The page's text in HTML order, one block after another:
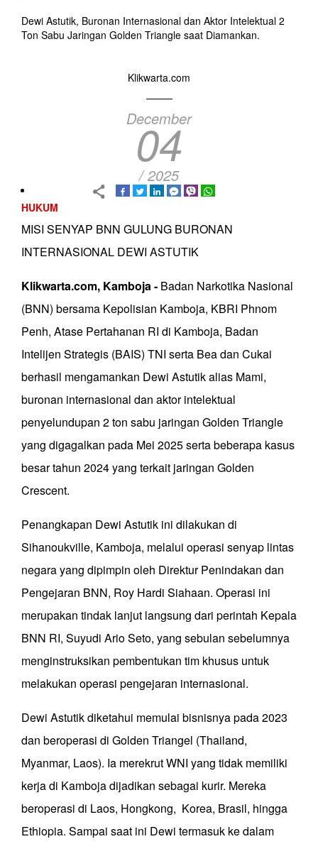
Dewi Astutik, Buronan Internasional dan Aktor Intelektual 2
Ton Sabu Jaringan Golden Triangle saat Diamankan.
Klikwarta.com
December
04
/ 2025
HUKUM
MISI SENYAP BNN GULUNG BURONAN
INTERNASIONAL DEWI ASTUTIK
Klikwarta.com, Kamboja - Badan Narkotika Nasional
(BNN) bersama Kepolisian Kamboja, KBRI Phnom
Penh, Atase Pertahanan RI di Kamboja, Badan
Intelijen Strategis (BAIS) TNI serta Bea dan Cukai
berhasil mengamankan Dewi Astutik alias Mami,
buronan internasional dan aktor intelektual
penyelundupan 2 ton sabu jaringan Golden Triangle
yang digagalkan pada Mei 2025 serta beberapa kasus
besar tahun 2024 yang terkait jaringan Golden
Crescent.
Penangkapan Dewi Astutik ini dilakukan di
Sihanoukville, Kamboja, melalui operasi senyap lintas
negara yang dipimpin oleh Direktur Penindakan dan
Pengejaran BNN, Roy Hardi Siahaan. Operasi ini
merupakan tindak lanjut langsung dari perintah Kepala
BNN RI, Suyudi Ario Seto, yang sebulan sebelumnya
menginstruksikan pembentukan tim khusus untuk
melakukan operasi pengejaran internasional.
Dewi Astutik diketahui memulai bisnisnya pada 2023
dan beroperasi di Golden Triangel (Thailand,
Myanmar, Laos). Ia merekrut WNI yang tidak memiliki
kerja di Kamboja dijadikan sebagai kurir. Mereka
beroperasi di Laos, Hongkong, Korea, Brasil, hingga
Ethiopia. Sampai saat ini Dewi termasuk ke dalam